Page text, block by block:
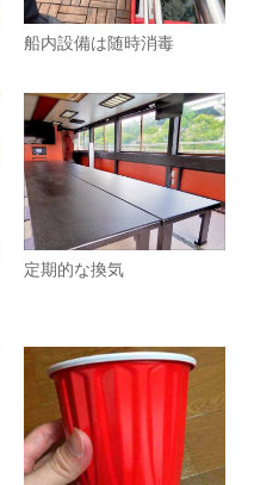
船内設備は随時消毒
定期的な換気